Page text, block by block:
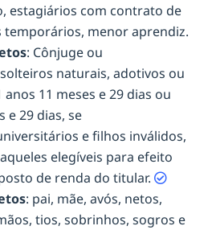
estagiários com contrato de
menor aprendiz.
: Cônjuge ou
naturais, adotivos ou
11 meses e 29 dias ou
e 29 dias, se
e filhos inválidos,
elegíveis para efeito
de renda do titular.
: pai, mãe, avós, netos,
tios, sobrinhos, sogros e